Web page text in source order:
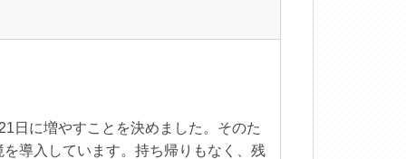
日に増やすことを決めました。そのた
導入しています。持ち帰りもなく、残